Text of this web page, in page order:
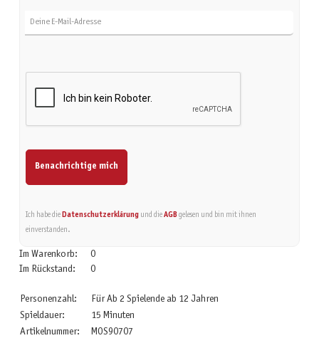
Benachrichtige mich
Ich habe die Datenschutzerklärungund die AGBgelesen und bin mit ihnen
einverstanden.
Im Warenkorb:
0
Im Rückstand:
0
Personenzahl:
Für Ab 2 Spielende ab 12 Jahren
Spieldauer:
15 Minuten
Artikelnummer:
MOS90707